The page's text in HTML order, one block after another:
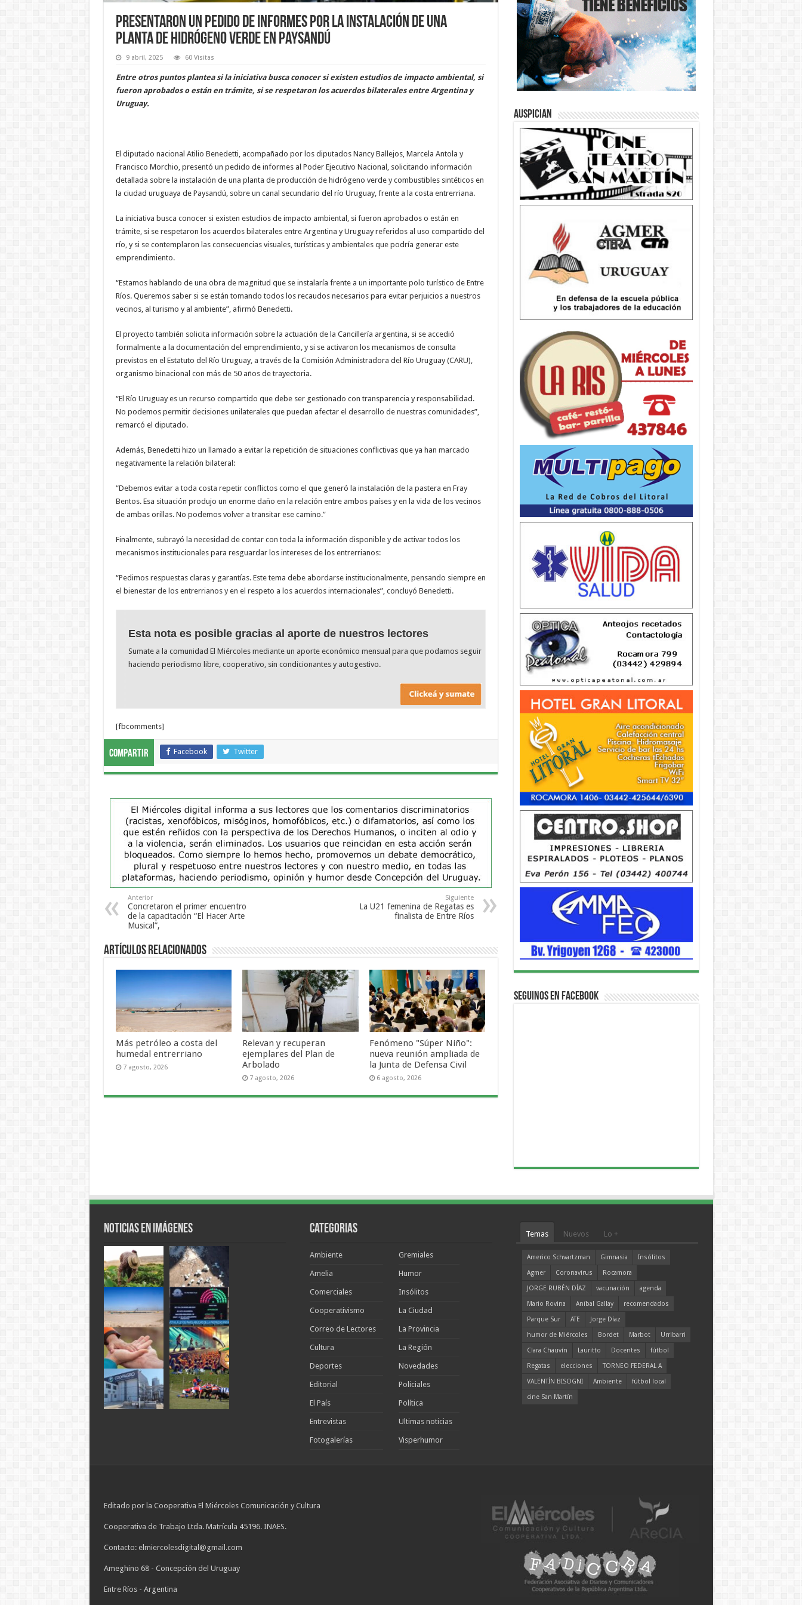
Presentaron un pedido de informes por la instalación de una
planta de hidrógeno verde en Paysandú
9 abril, 2025 60 Visitas
Entre otros puntos plantea si la iniciativa busca conocer si existen estudios de impacto ambiental, si
fueron aprobados o están en trámite, si se respetaron los acuerdos bilaterales entre Argentina y
Uruguay.
El diputado nacional Atilio Benedetti, acompañado por los diputados Nancy Ballejos, Marcela Antola y
Francisco Morchio, presentó un pedido de informes al Poder Ejecutivo Nacional, solicitando información
detallada sobre la instalación de una planta de producción de hidrógeno verde y combustibles sintéticos en
la ciudad uruguaya de Paysandú, sobre un canal secundario del río Uruguay, frente a la costa entrerriana.
La iniciativa busca conocer si existen estudios de impacto ambiental, si fueron aprobados o están en
trámite, si se respetaron los acuerdos bilaterales entre Argentina y Uruguay referidos al uso compartido del
río, y si se contemplaron las consecuencias visuales, turísticas y ambientales que podría generar este
emprendimiento.
“Estamos hablando de una obra de magnitud que se instalaría frente a un importante polo turístico de Entre
Ríos. Queremos saber si se están tomando todos los recaudos necesarios para evitar perjuicios a nuestros
vecinos, al turismo y al ambiente”, afirmó Benedetti.
El proyecto también solicita información sobre la actuación de la Cancillería argentina, si se accedió
formalmente a la documentación del emprendimiento, y si se activaron los mecanismos de consulta
previstos en el Estatuto del Río Uruguay, a través de la Comisión Administradora del Río Uruguay (CARU),
organismo binacional con más de 50 años de trayectoria.
“El Río Uruguay es un recurso compartido que debe ser gestionado con transparencia y responsabilidad.
No podemos permitir decisiones unilaterales que puedan afectar el desarrollo de nuestras comunidades”,
remarcó el diputado.
Además, Benedetti hizo un llamado a evitar la repetición de situaciones conflictivas que ya han marcado
negativamente la relación bilateral:
“Debemos evitar a toda costa repetir conflictos como el que generó la instalación de la pastera en Fray
Bentos. Esa situación produjo un enorme daño en la relación entre ambos países y en la vida de los vecinos
de ambas orillas. No podemos volver a transitar ese camino.”
Finalmente, subrayó la necesidad de contar con toda la información disponible y de activar todos los
mecanismos institucionales para resguardar los intereses de los entrerrianos:
“Pedimos respuestas claras y garantías. Este tema debe abordarse institucionalmente, pensando siempre en
el bienestar de los entrerrianos y en el respeto a los acuerdos internacionales”, concluyó Benedetti.
Esta nota es posible gracias al aporte de nuestros lectores
Sumate a la comunidad El Miércoles mediante un aporte económico mensual para que podamos seguir
haciendo periodismo libre, cooperativo, sin condicionantes y autogestivo.
[fbcomments]
Compartir Facebook Twitter
Anterior
Concretaron el primer encuentro
de la capacitación “El Hacer Arte
Musical”,
Siguiente
La U21 femenina de Regatas es
finalista de Entre Ríos
Artículos Relacionados
Más petróleo a costa del
humedal entrerriano
7 agosto, 2026
Relevan y recuperan
ejemplares del Plan de
Arbolado
7 agosto, 2026
Fenómeno "Súper Niño":
nueva reunión ampliada de
la Junta de Defensa Civil
6 agosto, 2026
Auspician
Seguinos en Facebook
Noticias en Imágenes Categorias
Ambiente
Amelia
Comerciales
Cooperativismo
Correo de Lectores
Cultura
Deportes
Editorial
El País
Entrevistas
Fotogalerías
Gremiales
Humor
Insólitos
La Ciudad
La Provincia
La Región
Novedades
Policiales
Política
Ultimas noticias
Visperhumor
Temas Nuevos Lo +
Americo Schvartzman Gimnasia
Insólitos
Agmer
Coronavirus
Rocamora
JORGE RUBÉN DÍAZ
vacunación
agenda
Mario Rovina
Aníbal Gallay
recomendados
Parque Sur
ATE
Jorge Díaz
humor de Miércoles
Bordet Marbot
Urribarri
Clara Chauvín
Lauritto Docentes
fútbol
Regatas
elecciones
TORNEO FEDERAL A
VALENTÍN BISOGNI
Ambiente
fútbol local
cine San Martín
Editado por la Cooperativa El Miércoles Comunicación y Cultura
Cooperativa de Trabajo Ltda. Matrícula 45196. INAES.
Contacto: elmiercolesdigital@gmail.com
Ameghino 68 - Concepción del Uruguay
Entre Ríos - Argentina